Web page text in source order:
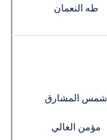
طه النعمان
شمس المشارق
مؤمن الغالي